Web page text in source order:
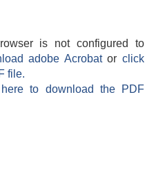
is not configured to
adobe Acrobatorclick
file.
to download the PDF